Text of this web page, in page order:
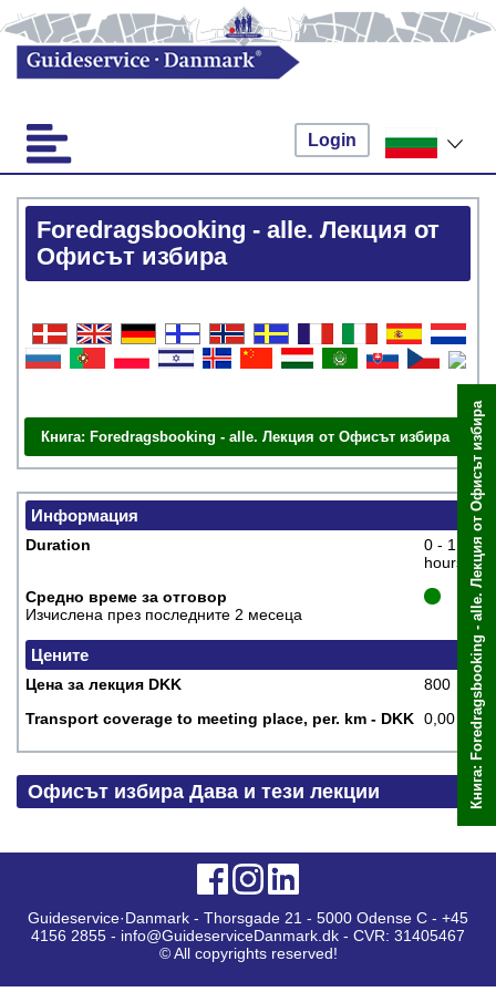
Login
Книга: Foredragsbooking - alle. Лекция от Офисът избира
Книга: Foredragsbooking - alle. Лекция от Офисът избира
Foredragsbooking - alle. Лекция от
Офисът избира
Информация
Duration
0 - 1
hours
Средно време за отговор
Изчислена през последните 2 месеца
Цените
Цена за лекция DKK
800
Transport coverage to meeting place, per. km - DKK 0,00
Офисът избира Дава и тези лекции
Резервирайте сега
Guideservice·Danmark - Thorsgade 21 - 5000 Odense C - +45
4156 2855 - info@GuideserviceDanmark.dk - CVR: 31405467
© All copyrights reserved!